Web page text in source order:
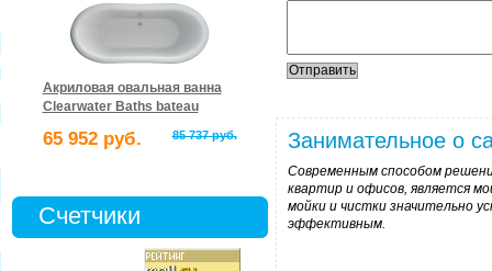
Акриловая овальная ванна
Clearwater Baths bateau
65 952 руб. 85 737 руб.
Счетчики
Занимательное о
Современным способом
квартир и офисов, является
мойки и чистки значительно
эффективным.